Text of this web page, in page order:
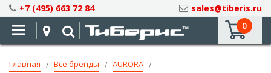
Skip
to
Content
+7 (495) 663 72 84
sales@tiberis.ru
0
Главная Все бренды
AURORA